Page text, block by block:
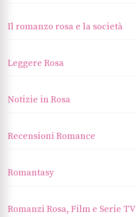
Il romanzo rosa e la società
Leggere Rosa
Notizie in Rosa
Recensioni Romance
Romantasy
Romanzi Rosa, Film e Serie TV